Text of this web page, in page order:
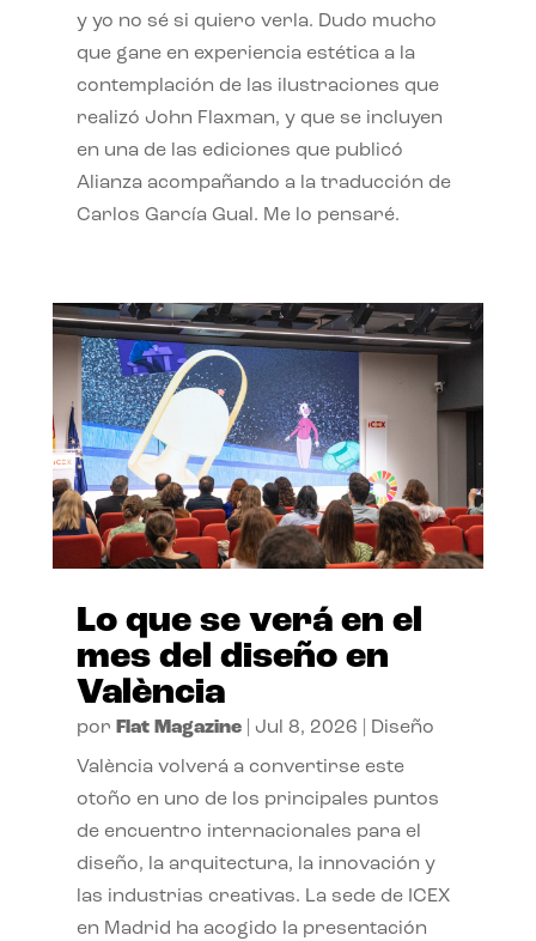
y yo no sé si quiero verla. Dudo mucho
que gane en experiencia estética a la
contemplación de las ilustraciones que
realizó John Flaxman, y que se incluyen
en una de las ediciones que publicó
Alianza acompañando a la traducción de
Carlos García Gual. Me lo pensaré.
Lo que se verá en el
mes del diseño en
València
por Flat Magazine| Jul 8, 2026 Diseño
València volverá a convertirse este
otoño en uno de los principales puntos
de encuentro internacionales para el
diseño, la arquitectura, la innovación y
las industrias creativas. La sede de ICEX
en Madrid ha acogido la presentación